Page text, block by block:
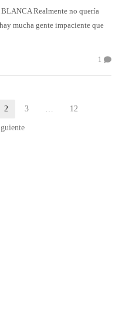
Realmente no quería
mucha gente impaciente que
1
Página
2 Página
3 … 12